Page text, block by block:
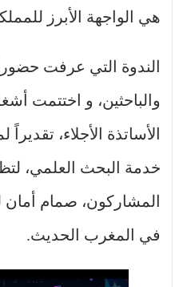
هي الواجهة الأبرز
الندوة التي عرفت حضوراً
والباحثين، و اختتمت
الأساتذة الأجلاء،
خدمة البحث العلمي،
المشاركون، صمام أمان
في المغرب الحديث.